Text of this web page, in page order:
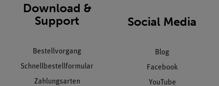
Download &
Support
Bestellvorgang
Schnellbestellformular
Zahlungsarten
Social Media
Blog
Facebook
YouTube